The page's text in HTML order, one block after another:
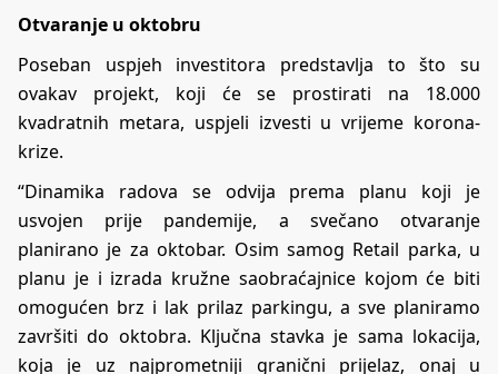
Otvaranje u oktobru
Poseban uspjeh investitora predstavlja to što su
ovakav projekt, koji će se prostirati na 18.000
kvadratnih metara, uspjeli izvesti u vrijeme korona-
krize.
“Dinamika radova se odvija prema planu koji je
usvojen prije pandemije, a svečano otvaranje
planirano je za oktobar. Osim samog Retail parka, u
planu je i izrada kružne saobraćajnice kojom će biti
omogućen brz i lak prilaz parkingu, a sve planiramo
završiti do oktobra. Ključna stavka je sama lokacija,
koja je uz najprometniji granični prijelaz, onaj u